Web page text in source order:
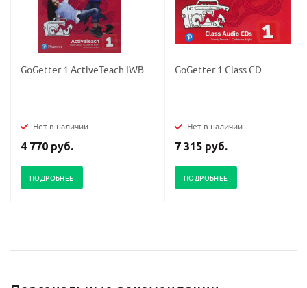
GoGetter 1 ActiveTeach IWB
Нет в наличии
4 770 руб.
ПОДРОБНЕЕ
GoGetter 1 Class CD
Нет в наличии
7 315 руб.
ПОДРОБНЕЕ